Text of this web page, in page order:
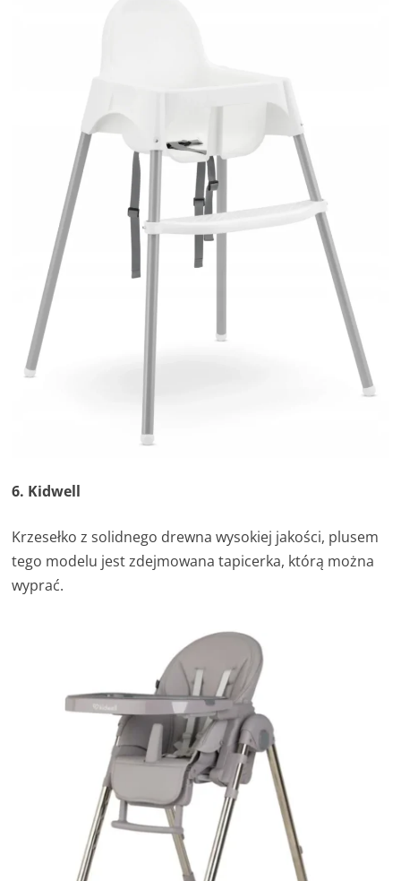
6. Kidwell
Krzesełko z solidnego drewna wysokiej jakości, plusem
tego modelu jest zdejmowana tapicerka, którą można
wyprać.